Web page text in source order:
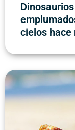
cielos hace